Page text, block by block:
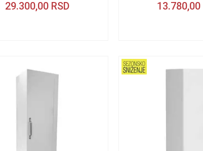
29.300,00 RSD 13.780,00